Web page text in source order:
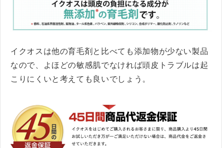
イクオスは他の育毛剤と比べても添加物が少ない製品
なので、よほどの敏感肌でなければ頭皮トラブルは起
こりにくいと考えても良いでしょう。